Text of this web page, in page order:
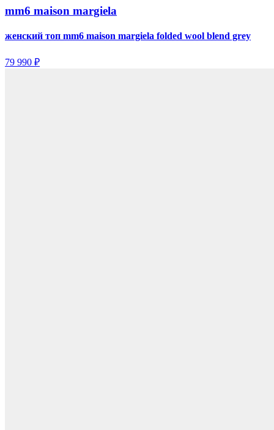
mm6 maison margiela
женский топ mm6 maison margiela folded wool blend grey
79 990 ₽